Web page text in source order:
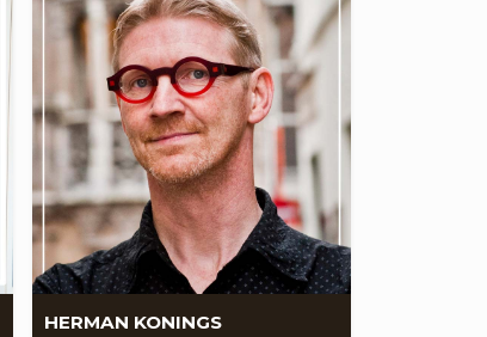
HERMAN KONINGS